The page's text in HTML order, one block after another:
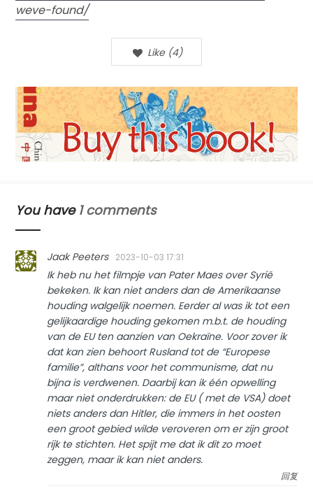
weve-found/
Like (4)
You have 1 comments
Jaak Peeters 2023-10-03 17:31
Ik heb nu het filmpje van Pater Maes over Syrië
bekeken. Ik kan niet anders dan de Amerikaanse
houding walgelijk noemen. Eerder al was ik tot een
gelijkaardige houding gekomen m.b.t. de houding
van de EU ten aanzien van Oekraïne. Voor zover ik
dat kan zien behoort Rusland tot de “Europese
familie”, althans voor het communisme, dat nu
bijna is verdwenen. Daarbij kan ik één opwelling
maar niet onderdrukken: de EU ( met de VSA) doet
niets anders dan Hitler, die immers in het oosten
een groot gebied wilde veroveren om er zijn groot
rijk te stichten. Het spijt me dat ik dit zo moet
zeggen, maar ik kan niet anders.
回复